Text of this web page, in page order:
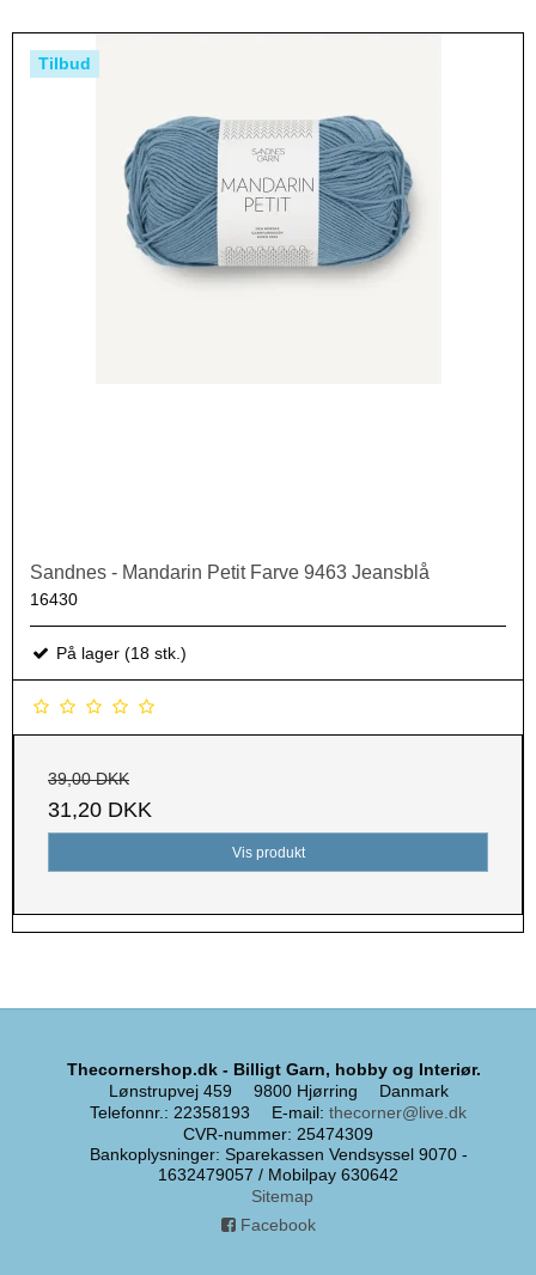
Tilbud
Sandnes - Mandarin Petit Farve 9463 Jeansblå
16430
På lager (18 stk.)
39,00 DKK
31,20 DKK
Vis produkt
Thecornershop.dk - Billigt Garn, hobby og Interiør.
Lønstrupvej 459
9800 Hjørring
Danmark
Telefonnr. : 22358193 E-mail: thecorner@live.dk
CVR-nummer: 25474309
Bankoplysninger: Sparekassen Vendsyssel 9070 -
1632479057 / Mobilpay 630642
Sitemap
Facebook